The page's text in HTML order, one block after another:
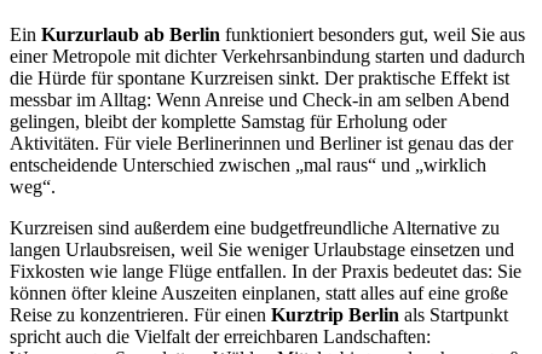
Ein Kurzurlaub ab Berlin funktioniert besonders gut, weil Sie aus
einer Metropole mit dichter Verkehrsanbindung starten und dadurch
die Hürde für spontane Kurzreisen sinkt. Der praktische Effekt ist
messbar im Alltag: Wenn Anreise und Check-in am selben Abend
gelingen, bleibt der komplette Samstag für Erholung oder
Aktivitäten. Für viele Berlinerinnen und Berliner ist genau das der
entscheidende Unterschied zwischen „mal raus“ und „wirklich
weg“.
Kurzreisen sind außerdem eine budgetfreundliche Alternative zu
langen Urlaubsreisen, weil Sie weniger Urlaubstage einsetzen und
Fixkosten wie lange Flüge entfallen. In der Praxis bedeutet das: Sie
können öfter kleine Auszeiten einplanen, statt alles auf eine große
Reise zu konzentrieren. Für einen Kurztrip Berlin als Startpunkt
spricht auch die Vielfalt der erreichbaren Landschaften: